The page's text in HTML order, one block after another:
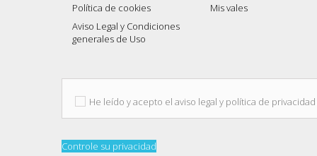
Política de cookies
Aviso Legal y Condiciones
generales de Uso
Mis vales
He leído y acepto el aviso legal y política de privacidad
Controle su privacidad